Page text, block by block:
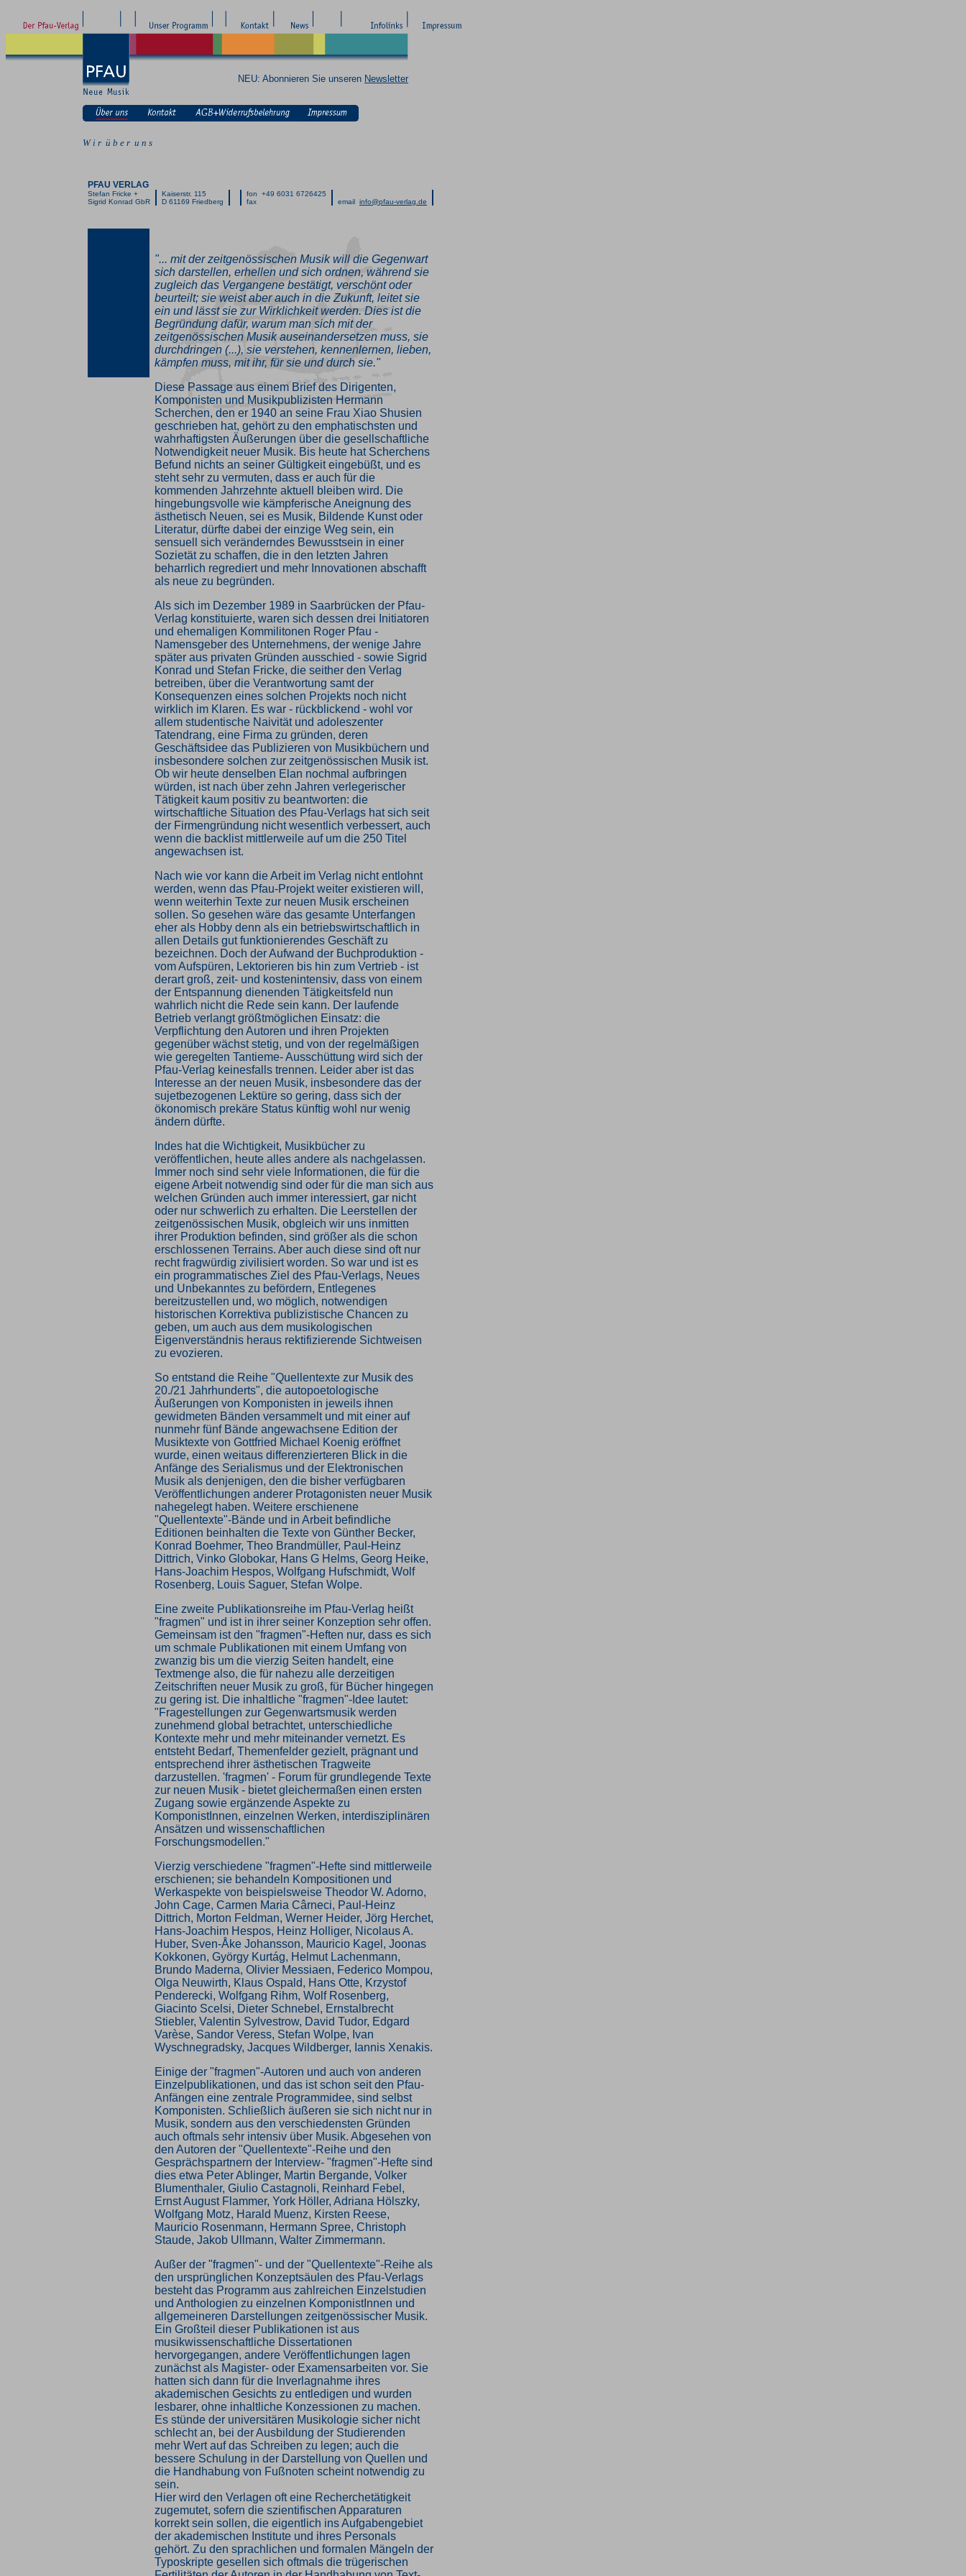
NEU: Abonnieren Sie unseren Newsletter
W i r ü b e r u n s
PFAU VERLAG
Stefan Fricke +
Sigrid Konrad GbR
Kaiserstr. 115
D 61169 Friedberg
fon +49 6031 6726425
fax
email info@pfau-verlag.de
"... mit der zeitgenössischen Musik will die Gegenwart
sich darstellen, erhellen und sich ordnen, während sie
zugleich das Vergangene bestätigt, verschönt oder
beurteilt; sie weist aber auch in die Zukunft, leitet sie
ein und lässt sie zur Wirklichkeit werden. Dies ist die
Begründung dafür, warum man sich mit der
zeitgenössischen Musik auseinandersetzen muss, sie
durchdringen (...), sie verstehen, kennenlernen, lieben,
kämpfen muss, mit ihr, für sie und durch sie."
Diese Passage aus einem Brief des Dirigenten,
Komponisten und Musikpublizisten Hermann
Scherchen, den er 1940 an seine Frau Xiao Shusien
geschrieben hat, gehört zu den emphatischsten und
wahrhaftigsten Äußerungen über die gesellschaftliche
Notwendigkeit neuer Musik. Bis heute hat Scherchens
Befund nichts an seiner Gültigkeit eingebüßt, und es
steht sehr zu vermuten, dass er auch für die
kommenden Jahrzehnte aktuell bleiben wird. Die
hingebungsvolle wie kämpferische Aneignung des
ästhetisch Neuen, sei es Musik, Bildende Kunst oder
Literatur, dürfte dabei der einzige Weg sein, ein
sensuell sich veränderndes Bewusstsein in einer
Sozietät zu schaffen, die in den letzten Jahren
beharrlich regrediert und mehr Innovationen abschafft
als neue zu begründen.
Als sich im Dezember 1989 in Saarbrücken der Pfau-
Verlag konstituierte, waren sich dessen drei Initiatoren
und ehemaligen Kommilitonen Roger Pfau -
Namensgeber des Unternehmens, der wenige Jahre
später aus privaten Gründen ausschied - sowie Sigrid
Konrad und Stefan Fricke, die seither den Verlag
betreiben, über die Verantwortung samt der
Konsequenzen eines solchen Projekts noch nicht
wirklich im Klaren. Es war - rückblickend - wohl vor
allem studentische Naivität und adoleszenter
Tatendrang, eine Firma zu gründen, deren
Geschäftsidee das Publizieren von Musikbüchern und
insbesondere solchen zur zeitgenössischen Musik ist.
Ob wir heute denselben Elan nochmal aufbringen
würden, ist nach über zehn Jahren verlegerischer
Tätigkeit kaum positiv zu beantworten: die
wirtschaftliche Situation des Pfau-Verlags hat sich seit
der Firmengründung nicht wesentlich verbessert, auch
wenn die backlist mittlerweile auf um die 250 Titel
angewachsen ist.
Nach wie vor kann die Arbeit im Verlag nicht entlohnt
werden, wenn das Pfau-Projekt weiter existieren will,
wenn weiterhin Texte zur neuen Musik erscheinen
sollen. So gesehen wäre das gesamte Unterfangen
eher als Hobby denn als ein betriebswirtschaftlich in
allen Details gut funktionierendes Geschäft zu
bezeichnen. Doch der Aufwand der Buchproduktion -
vom Aufspüren, Lektorieren bis hin zum Vertrieb - ist
derart groß, zeit- und kostenintensiv, dass von einem
der Entspannung dienenden Tätigkeitsfeld nun
wahrlich nicht die Rede sein kann. Der laufende
Betrieb verlangt größtmöglichen Einsatz: die
Verpflichtung den Autoren und ihren Projekten
gegenüber wächst stetig, und von der regelmäßigen
wie geregelten Tantieme- Ausschüttung wird sich der
Pfau-Verlag keinesfalls trennen. Leider aber ist das
Interesse an der neuen Musik, insbesondere das der
sujetbezogenen Lektüre so gering, dass sich der
ökonomisch prekäre Status künftig wohl nur wenig
ändern dürfte.
Indes hat die Wichtigkeit, Musikbücher zu
veröffentlichen, heute alles andere als nachgelassen.
Immer noch sind sehr viele Informationen, die für die
eigene Arbeit notwendig sind oder für die man sich aus
welchen Gründen auch immer interessiert, gar nicht
oder nur schwerlich zu erhalten. Die Leerstellen der
zeitgenössischen Musik, obgleich wir uns inmitten
ihrer Produktion befinden, sind größer als die schon
erschlossenen Terrains. Aber auch diese sind oft nur
recht fragwürdig zivilisiert worden. So war und ist es
ein programmatisches Ziel des Pfau-Verlags, Neues
und Unbekanntes zu befördern, Entlegenes
bereitzustellen und, wo möglich, notwendigen
historischen Korrektiva publizistische Chancen zu
geben, um auch aus dem musikologischen
Eigenverständnis heraus rektifizierende Sichtweisen
zu evozieren.
So entstand die Reihe "Quellentexte zur Musik des
20./21 Jahrhunderts", die autopoetologische
Äußerungen von Komponisten in jeweils ihnen
gewidmeten Bänden versammelt und mit einer auf
nunmehr fünf Bände angewachsene Edition der
Musiktexte von Gottfried Michael Koenig eröffnet
wurde, einen weitaus differenzierteren Blick in die
Anfänge des Serialismus und der Elektronischen
Musik als denjenigen, den die bisher verfügbaren
Veröffentlichungen anderer Protagonisten neuer Musik
nahegelegt haben. Weitere erschienene
"Quellentexte"-Bände und in Arbeit befindliche
Editionen beinhalten die Texte von Günther Becker,
Konrad Boehmer, Theo Brandmüller, Paul-Heinz
Dittrich, Vinko Globokar, Hans G Helms, Georg Heike,
Hans-Joachim Hespos, Wolfgang Hufschmidt, Wolf
Rosenberg, Louis Saguer, Stefan Wolpe.
Eine zweite Publikationsreihe im Pfau-Verlag heißt
"fragmen" und ist in ihrer seiner Konzeption sehr offen.
Gemeinsam ist den "fragmen"-Heften nur, dass es sich
um schmale Publikationen mit einem Umfang von
zwanzig bis um die vierzig Seiten handelt, eine
Textmenge also, die für nahezu alle derzeitigen
Zeitschriften neuer Musik zu groß, für Bücher hingegen
zu gering ist. Die inhaltliche "fragmen"-Idee lautet:
"Fragestellungen zur Gegenwartsmusik werden
zunehmend global betrachtet, unterschiedliche
Kontexte mehr und mehr miteinander vernetzt. Es
entsteht Bedarf, Themenfelder gezielt, prägnant und
entsprechend ihrer ästhetischen Tragweite
darzustellen. 'fragmen' - Forum für grundlegende Texte
zur neuen Musik - bietet gleichermaßen einen ersten
Zugang sowie ergänzende Aspekte zu
KomponistInnen, einzelnen Werken, interdisziplinären
Ansätzen und wissenschaftlichen
Forschungsmodellen."
Vierzig verschiedene "fragmen"-Hefte sind mittlerweile
erschienen; sie behandeln Kompositionen und
Werkaspekte von beispielsweise Theodor W. Adorno,
John Cage, Carmen Maria Cârneci, Paul-Heinz
Dittrich, Morton Feldman, Werner Heider, Jörg Herchet,
Hans-Joachim Hespos, Heinz Holliger, Nicolaus A.
Huber, Sven-Åke Johansson, Mauricio Kagel, Joonas
Kokkonen, György Kurtág, Helmut Lachenmann,
Brundo Maderna, Olivier Messiaen, Federico Mompou,
Olga Neuwirth, Klaus Ospald, Hans Otte, Krzystof
Penderecki, Wolfgang Rihm, Wolf Rosenberg,
Giacinto Scelsi, Dieter Schnebel, Ernstalbrecht
Stiebler, Valentin Sylvestrow, David Tudor, Edgard
Varèse, Sandor Veress, Stefan Wolpe, Ivan
Wyschnegradsky, Jacques Wildberger, Iannis Xenakis.
Einige der "fragmen"-Autoren und auch von anderen
Einzelpublikationen, und das ist schon seit den Pfau-
Anfängen eine zentrale Programmidee, sind selbst
Komponisten. Schließlich äußeren sie sich nicht nur in
Musik, sondern aus den verschiedensten Gründen
auch oftmals sehr intensiv über Musik. Abgesehen von
den Autoren der "Quellentexte"-Reihe und den
Gesprächspartnern der Interview- "fragmen"-Hefte sind
dies etwa Peter Ablinger, Martin Bergande, Volker
Blumenthaler, Giulio Castagnoli, Reinhard Febel,
Ernst August Flammer, York Höller, Adriana Hölszky,
Wolfgang Motz, Harald Muenz, Kirsten Reese,
Mauricio Rosenmann, Hermann Spree, Christoph
Staude, Jakob Ullmann, Walter Zimmermann.
Außer der "fragmen"- und der "Quellentexte"-Reihe als
den ursprünglichen Konzeptsäulen des Pfau-Verlags
besteht das Programm aus zahlreichen Einzelstudien
und Anthologien zu einzelnen KomponistInnen und
allgemeineren Darstellungen zeitgenössischer Musik.
Ein Großteil dieser Publikationen ist aus
musikwissenschaftliche Dissertationen
hervorgegangen, andere Veröffentlichungen lagen
zunächst als Magister- oder Examensarbeiten vor. Sie
hatten sich dann für die Inverlagnahme ihres
akademischen Gesichts zu entledigen und wurden
lesbarer, ohne inhaltliche Konzessionen zu machen.
Es stünde der universitären Musikologie sicher nicht
schlecht an, bei der Ausbildung der Studierenden
mehr Wert auf das Schreiben zu legen; auch die
bessere Schulung in der Darstellung von Quellen und
die Handhabung von Fußnoten scheint notwendig zu
sein.
Hier wird den Verlagen oft eine Recherchetätigkeit
zugemutet, sofern die szientifischen Apparaturen
korrekt sein sollen, die eigentlich ins Aufgabengebiet
der akademischen Institute und ihres Personals
gehört. Zu den sprachlichen und formalen Mängeln der
Typoskripte gesellen sich oftmals die trügerischen